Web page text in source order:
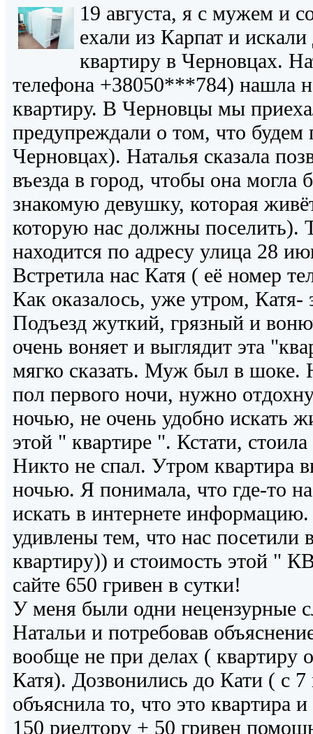
19 августа, я с мужем и
ехали из Карпат и
квартиру в Черновцах.
телефона +38050***784) нашла
квартиру. В Черновцы мы
предупреждали о том, что будем
Черновцах). Наталья сказала
въезда в город, чтобы она могла
знакомую девушку, которая
которую нас должны поселить).
находится по адресу улица 28
Встретила нас Катя ( её номер
Как оказалось, уже утром, Катя-
Подъезд жуткий, грязный и
очень воняет и выглядит эта
мягко сказать. Муж был в шоке.
пол первого ночи, нужно
ночью, не очень удобно искать
этой " квартире ". Кстати,
Никто не спал. Утром квартира
ночью. Я понимала, что где-то
искать в интернете
удивлены тем, что нас
квартиру)) и стоимость этой
сайте 650 гривен в сутки!
У меня были одни нецензурные
Натальи и потребовав
вообще не при делах ( квартиру
Катя). Дозвонились до Кати ( с
объяснила то, что это квартира
150 риелтору + 50 гривен